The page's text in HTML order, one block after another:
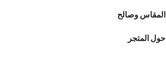
المقاس وصالح
حول المتجر